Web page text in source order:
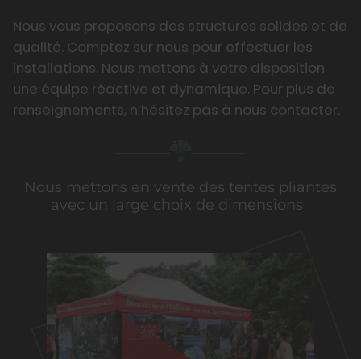
Nous vous proposons des structures solides et de
qualité. Comptez sur nous pour effectuer les
installations. Nous mettons à votre disposition
une équipe réactive et dynamique. Pour plus de
renseignements, n’hésitez pas à nous contacter.
Nous mettons en vente des tentes pliantes
avec un large choix de dimensions